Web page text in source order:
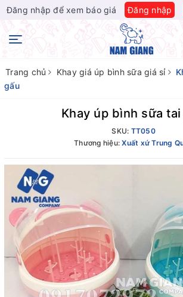
Đăng nhập để xem báo giá Đăng nhập
Trang chủ Khay giá úp bình sữa giá sỉ
gấu
Khay úp bình sữa tai
SKU: TT050
Thương hiệu:Xuất xứ Trung